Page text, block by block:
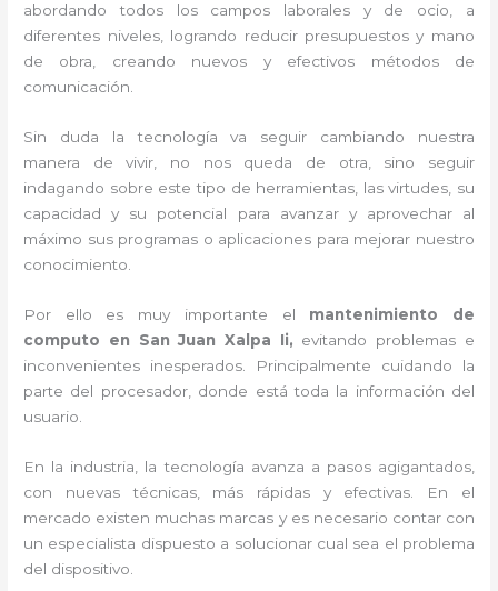
abordando todos los campos laborales y de ocio, a
diferentes niveles, logrando reducir presupuestos y mano
de obra, creando nuevos y efectivos métodos de
comunicación.
Sin duda la tecnología va seguir cambiando nuestra
manera de vivir, no nos queda de otra, sino seguir
indagando sobre este tipo de herramientas, las virtudes, su
capacidad y su potencial para avanzar y aprovechar al
máximo sus programas o aplicaciones para mejorar nuestro
conocimiento.
Por ello es muy importante el mantenimiento de
computo en San Juan Xalpa Ii, evitando problemas e
inconvenientes inesperados. Principalmente cuidando la
parte del procesador, donde está toda la información del
usuario.
En la industria, la tecnología avanza a pasos agigantados,
con nuevas técnicas, más rápidas y efectivas . En el
mercado existen muchas marcas y es necesario contar con
un especialista dispuesto a solucionar cual sea el problema
del dispositivo.